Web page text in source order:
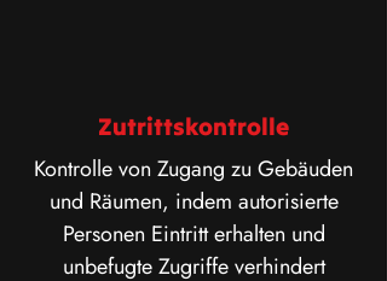
Zutrittskontrolle
Kontrolle von Zugang zu Gebäuden
und Räumen, indem autorisierte
Personen Eintritt erhalten und
unbefugte Zugriffe verhindert